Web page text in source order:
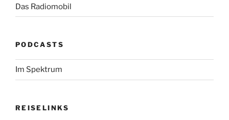
Das Radiomobil
PODCASTS
Im Spektrum
REISELINKS